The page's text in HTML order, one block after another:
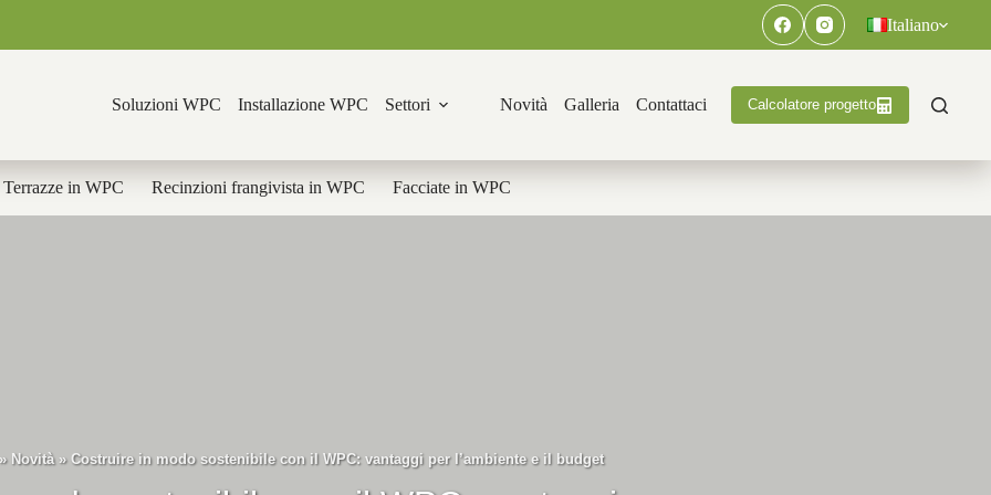
Italiano
Soluzioni WPC Installazione WPC Settori Novità Galleria Contattaci Calcolatore progetto
Terrazze in WPC Recinzioni frangivista in WPC Facciate in WPC
Novità» Costruire in modo sostenibile con il WPC: vantaggi per l’ambiente e il budget